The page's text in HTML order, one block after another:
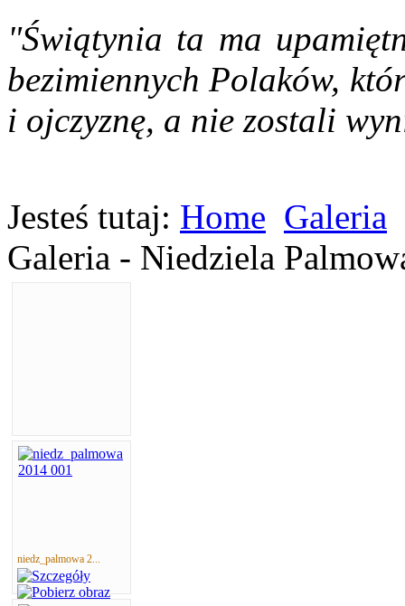
"Świątynia ta ma
bezimiennych Polaków,
i ojczyznę, a nie zostali
Jesteś tutaj: Home Galeria
Galeria - Niedziela
niedz_palmowa 2...